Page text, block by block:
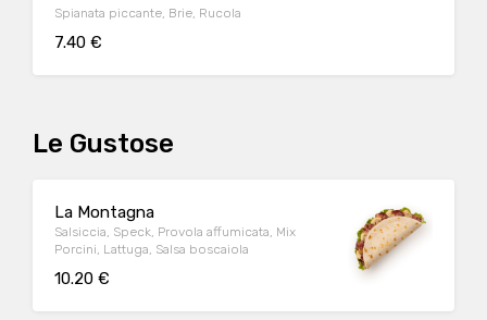
Spianata piccante, Brie, Rucola
7.40 €
Le Gustose
La Montagna
Salsiccia, Speck, Provola affumicata, Mix
Porcini, Lattuga, Salsa boscaiola
10.20 €